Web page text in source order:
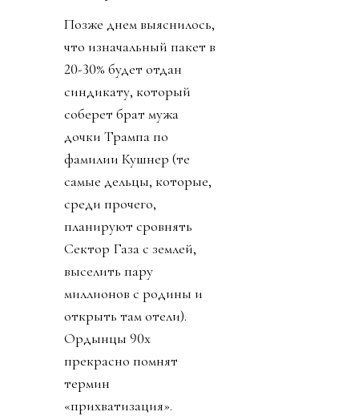
Позже днем выяснилось,
что изначальный пакет в
20-30% будет отдан
синдикату, который
соберет брат мужа
дочки Трампа по
фамилии Кушнер (те
самые дельцы, которые,
среди прочего,
планируют сровнять
Сектор Газа с землей,
выселить пару
миллионов с родины и
открыть там отели).
Ордынцы 90х
прекрасно помнят
термин
«прихватизация».